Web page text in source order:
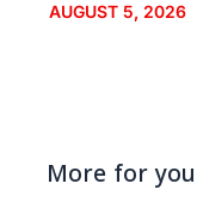
AUGUST 5, 2026
More for you